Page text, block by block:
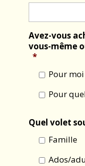
Avez-vous
vous-même
*
Pour moi
Pour
Quel volet
Famille
Ados/